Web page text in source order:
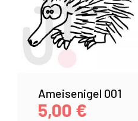
Ameisenigel 001
5,00 €